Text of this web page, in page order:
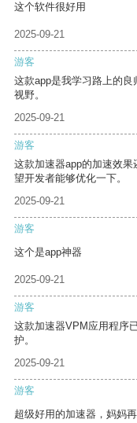
这个软件很好用
2025-09-21
游客
这款app是我学习路上的
视野。
2025-09-21
游客
这款加速器app的加速效
望开发者能够优化一下。
2025-09-21
游客
这个是app神器
2025-09-21
游客
这款加速器VPM应用程序
护。
2025-09-21
游客
超级好用的加速器，妈妈